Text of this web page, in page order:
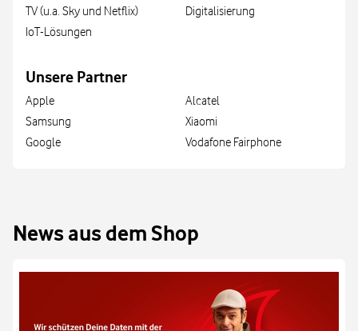
TV (u.a. Sky und Netflix)
IoT-Lösungen
Digitalisierung
Unsere Partner
Apple
Samsung
Google
Alcatel
Xiaomi
Vodafone Fairphone
News aus dem Shop